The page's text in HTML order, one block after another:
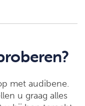
met audibene.
u graag alles